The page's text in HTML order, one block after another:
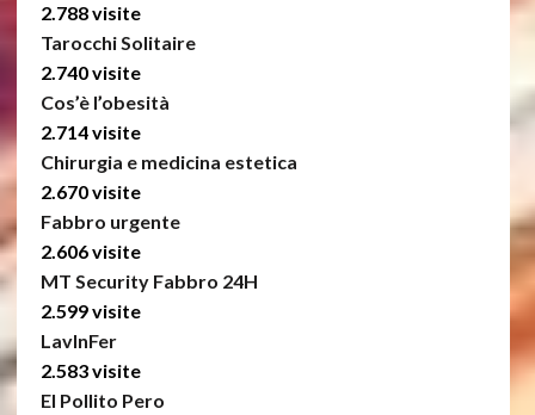
2.788 visite
Tarocchi Solitaire
2.740 visite
Cos’è l’obesità
2.714 visite
Chirurgia e medicina estetica
2.670 visite
Fabbro urgente
2.606 visite
MT Security Fabbro 24H
2.599 visite
LavInFer
2.583 visite
El Pollito Pero